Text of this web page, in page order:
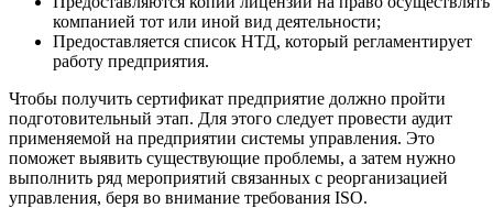
компанией тот или иной вид деятельности;
Предоставляется список НТД, который регламентирует
работу предприятия.
Чтобы получить сертификат предприятие должно пройти
подготовительный этап. Для этого следует провести аудит
применяемой на предприятии системы управления. Это
поможет выявить существующие проблемы, а затем нужно
выполнить ряд мероприятий связанных с реорганизацией
управления, беря во внимание требования ISO.